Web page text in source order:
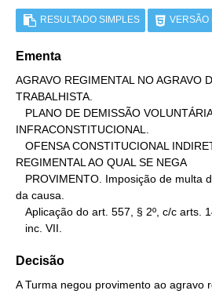
RESULTADO SIMPLES VERSÃO
Ementa
AGRAVO REGIMENTAL NO AGRAVO
TRABALHISTA.
INFRACONSTITUCIONAL.
REGIMENTAL AO QUAL SE NEGA
da causa.
   inc. VII.
Decisão
A Turma negou provimento ao agravo